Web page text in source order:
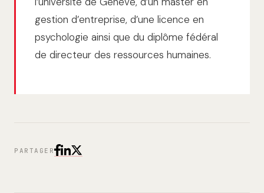
gestion d’entreprise, d’une licence en
psychologie ainsi que du diplôme fédéral
de directeur des ressources humaines.
PARTAGER